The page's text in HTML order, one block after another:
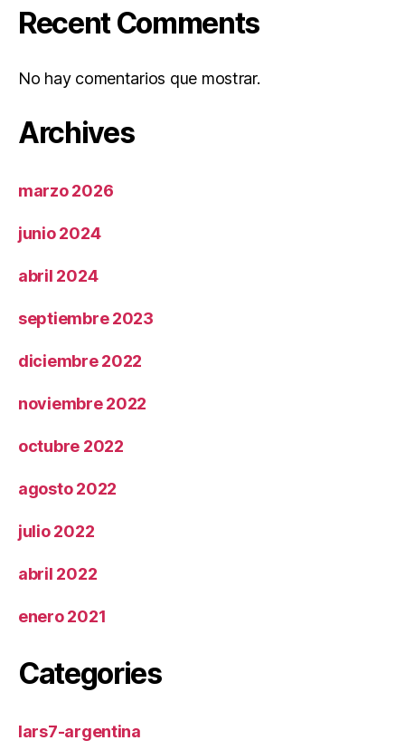
Recent Comments
No hay comentarios que mostrar.
Archives
marzo 2026
junio 2024
abril 2024
septiembre 2023
diciembre 2022
noviembre 2022
octubre 2022
agosto 2022
julio 2022
abril 2022
enero 2021
Categories
lars7-argentina